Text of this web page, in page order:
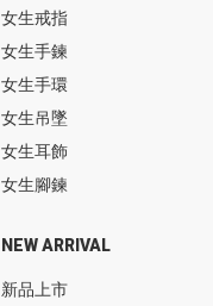
女生戒指
女生手鍊
女生手環
女生吊墜
女生耳飾
女生腳鍊
NEW ARRIVAL
新品上市